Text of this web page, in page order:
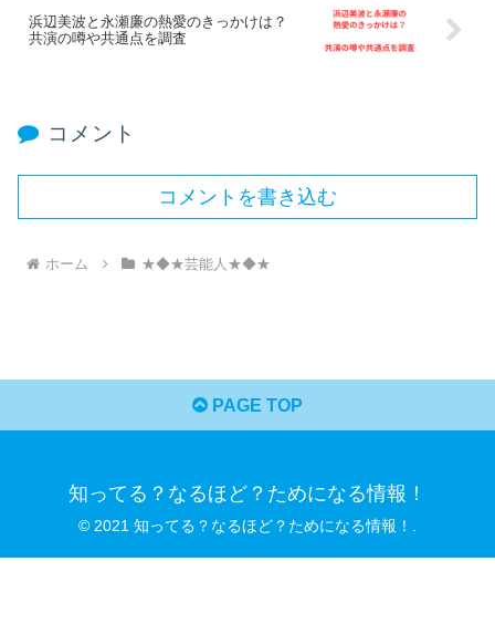
浜辺美波と永瀬廉の熱愛のきっかけは？
共演の噂や共通点を調査
コメント
コメントを書き込む
ホーム ★◆★芸能人★◆★
PAGE TOP
知ってる？なるほど？ためになる情報！
© 2021 知ってる？なるほど？ためになる情報！.